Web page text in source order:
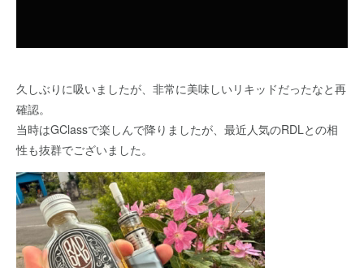
久しぶりに吸いましたが、非常に美味しいリキッドだったなと再
確認。
当時はGClassで楽しんで降りましたが、最近人気のRDLとの相
性も抜群でございました。